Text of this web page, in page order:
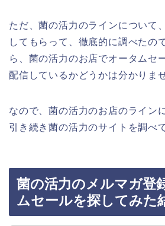
ただ、菌の活力のラインについて
してもらって、徹底的に調べたの
ら、菌の活力のお店でオータムセ
配信しているかどうかは分かりま
なので、菌の活力のお店のライン
引き続き菌の活力のサイトを調べ
菌の活力のメルマガ登
ムセールを探してみた